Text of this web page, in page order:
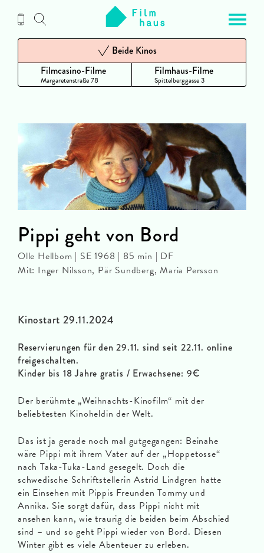
Inhalt
Filmcasino-Filme
Margaretenstraße 78
Beide Kinos
Filmhaus-Filme
Spittelberggasse 3
Kinostart 29.11.2024
Reservierungen für den 29.11. sind seit 22.11. online
freigeschalten.
Kinder bis 18 Jahre gratis / Erwachsene: 9€
Der berühmte „Weihnachts-Kinofilm“ mit der
beliebtesten Kinoheldin der Welt.
Das ist ja gerade noch mal gutgegangen: Beinahe
wäre Pippi mit ihrem Vater auf der „Hoppetosse“
nach Taka-Tuka-Land gesegelt. Doch die
schwedische Schriftstellerin Astrid Lindgren hatte
ein Einsehen mit Pippis Freunden Tommy und
Annika. Sie sorgt dafür, dass Pippi nicht mit
ansehen kann, wie traurig die beiden beim Abschied
sind – und so geht Pippi wieder von Bord. Diesen
Winter gibt es viele Abenteuer zu erleben.
Pippi geht von Bord
Olle Hellbom | SE 1968 | 85 min | DF
Mit: Inger Nilsson, Pär Sundberg, Maria Persson